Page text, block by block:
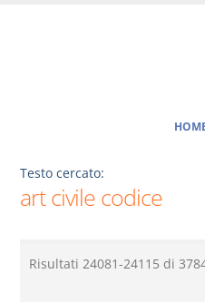
Testo cercato:
art civile codice
Risultati 24081-24115 di